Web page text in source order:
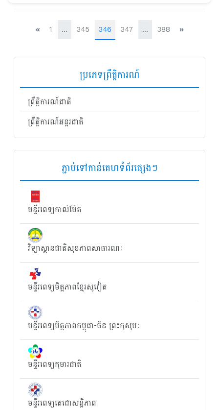
« 1 ... 345 346 347 ... 388 »
ប្រភេទព្រឹត្តិការណ៍
ព្រឹត្តិការណ៍ជាតិ
ព្រឹត្តិការណ៍អន្តរជាតិ
ភ្ជាប់​ទៅ​កាន់​គេហទំព័រ​ផ្សេងៗ
មន្ទីរពេទ្យកាល់ម៉ែត
វិទ្យាស្ថានជាតិសុខភាពសាធារណៈ
មន្ទីរពេទ្យមិត្តភាពខ្មែរសូវៀត
មន្ទីរពេទ្យមិត្តភាពកម្ពុជា-ចិន ព្រះកុសុមៈ
មន្ទីរពេទ្យកុមារជាតិ
មន្ទីរពេទ្យតេជោសន្តិភាព